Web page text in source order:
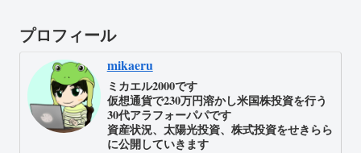
プロフィール
mikaeru
ミカエル2000です
仮想通貨で230万円溶かし米国株投資を行う
30代アラフォーパパです
資産状況、太陽光投資、株式投資をせきらら
に公開していきます